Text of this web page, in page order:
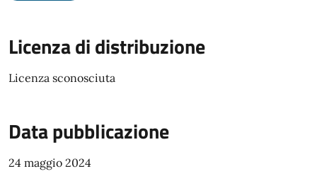
Licenza di distribuzione
Licenza sconosciuta
Data pubblicazione
24 maggio 2024